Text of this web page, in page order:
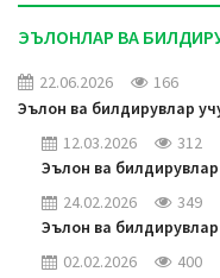
ЭЪЛОНЛАР ВА
22.06.2026
166
Эълон ва билдирувлар
12.03.2026
312
Эълон ва
24.02.2026
349
Эълон ва
02.02.2026
400